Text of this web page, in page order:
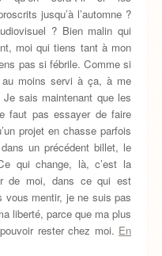
jusqu’à l’automne ?
? Bien malin qui
moi qui tiens tant à mon
pas si fébrile. Comme si
moins servi à ça, à me
sais maintenant que les
faut pas essayer de faire
projet en chasse parfois
un précédent billet, le
qui change, là, c’est la
de moi, dans ce qui est
vous mentir, je ne suis pas
liberté, parce que ma plus
rester chez moi. En